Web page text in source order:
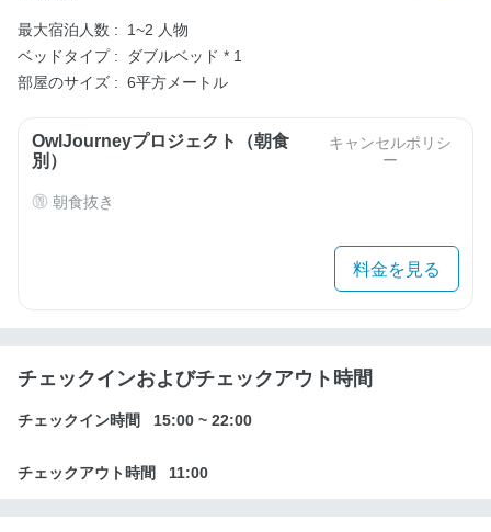
最大宿泊人数 :
1~2 人物
ベッドタイプ :
ダブルベッド * 1
部屋のサイズ : 6平方メートル
OwlJourneyプロジェクト（朝食
別）
キャンセルポリシ
ー
朝食抜き
料金を見る
チェックインおよびチェックアウト時間
チェックイン時間 15:00 ~ 22:00
チェックアウト時間 11:00